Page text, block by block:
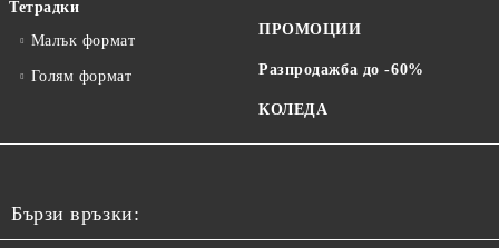
Тетрадки
Малък формат
Голям формат
ПРОМОЦИИ
Разпродажба до -60%
КОЛЕДА
Бързи връзки: